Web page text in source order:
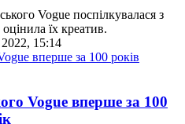
Vogue поспілкувалася з
їх креатив.
15:14
Vogue вперше за 100